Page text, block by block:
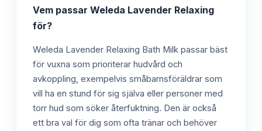
Vem passar Weleda Lavender Relaxing
för?
Weleda Lavender Relaxing Bath Milk passar bäst
för vuxna som prioriterar hudvård och
avkoppling, exempelvis småbarnsföräldrar som
vill ha en stund för sig själva eller personer med
torr hud som söker återfuktning. Den är också
ett bra val för dig som ofta tränar och behöver